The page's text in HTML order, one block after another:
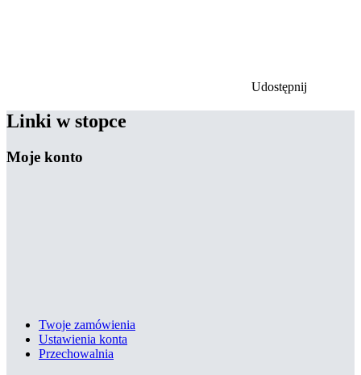
Udostępnij
Linki w stopce
Moje konto
Twoje zamówienia
Ustawienia konta
Przechowalnia